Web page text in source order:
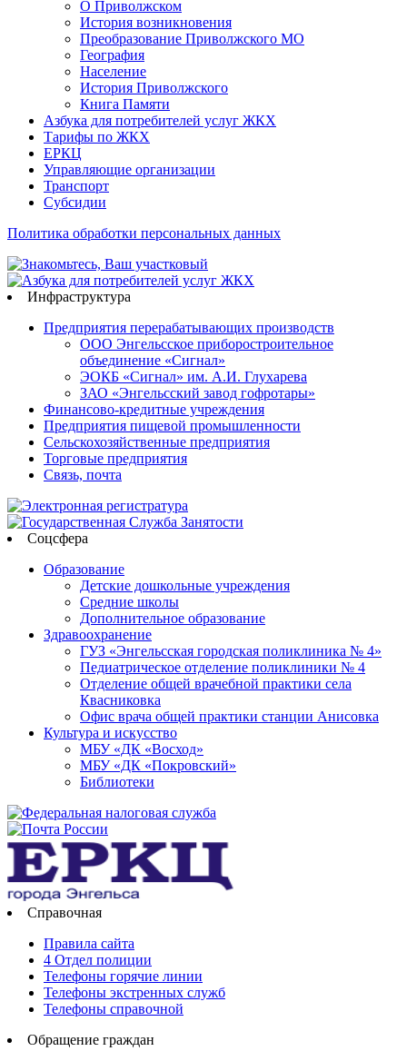
О Приволжском
История возникновения
Преобразование Приволжского МО
География
Население
История Приволжского
Книга Памяти
Азбука для потребителей услуг ЖКХ
Тарифы по ЖКХ
ЕРКЦ
Управляющие организации
Транспорт
Субсидии
Политика обработки персональных данных
Инфраструктура
Предприятия перерабатывающих производств
ООО Энгельсское приборостроительное
объединение «Сигнал»
ЭОКБ «Сигнал» им. А.И. Глухарева
ЗАО «Энгельсский завод гофротары»
Финансово-кредитные учреждения
Предприятия пищевой промышленности
Сельскохозяйственные предприятия
Торговые предприятия
Связь, почта
Соцсфера
Образование
Детские дошкольные учреждения
Средние школы
Дополнительное образование
Здравоохранение
ГУЗ «Энгельсская городская поликлиника № 4»
Педиатрическое отделение поликлиники № 4
Отделение общей врачебной практики села
Квасниковка
Офис врача общей практики станции Анисовка
Культура и искусство
МБУ «ДК «Восход»
МБУ «ДК «Покровский»
Библиотеки
Справочная
Правила сайта
4 Отдел полиции
Телефоны горячие линии
Телефоны экстренных служб
Телефоны справочной
Обращение граждан